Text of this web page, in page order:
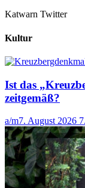
Katwarn Twitter
Kultur
Ist das
zeitgemäß?
a/m7. August 2026